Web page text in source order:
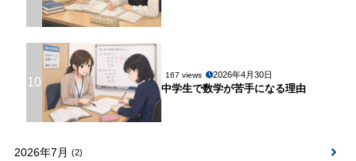
10 167 views 2026年4月30日
中学生で数学が苦手になる理由
2026年7月 (2)